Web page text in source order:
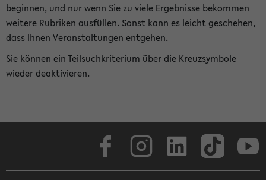
beginnen, und nur wenn Sie zu viele Ergebnisse bekommen
weitere Rubriken ausfüllen. Sonst kann es leicht geschehen,
dass Ihnen Veranstaltungen entgehen.
Sie können ein Teilsuchkriterium über die Kreuzsymbole
wieder deaktivieren.